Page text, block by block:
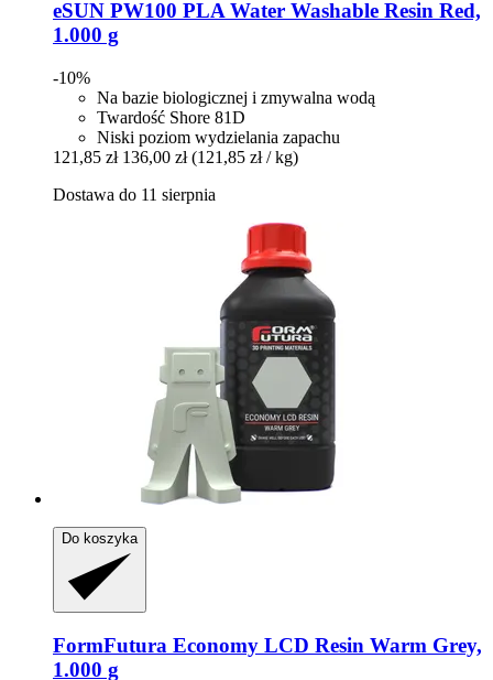
eSUN PW100 PLA Water Washable Resin Red,
1.000 g
-10%
Na bazie biologicznej i zmywalna wodą
Twardość Shore 81D
Niski poziom wydzielania zapachu
121,85 zł 136,00 zł (121,85 zł / kg)
Dostawa do 11 sierpnia
Do koszyka
FormFutura Economy LCD Resin Warm Grey,
1.000 g